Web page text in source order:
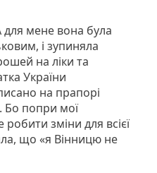
мене вона була
і зупиняла
на ліки та
України
на прапорі
Бо попри мої
зміни для всієї
що «я Вінницю не